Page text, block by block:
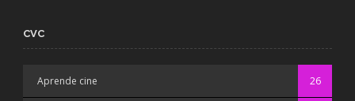
CVC
Aprende cine 26